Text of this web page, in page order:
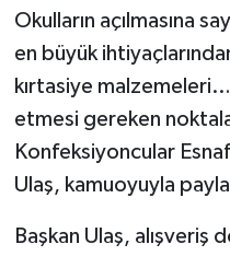
Okulların açılmasına
en büyük
kırtasiye
etmesi gereken
Konfeksiyoncular
Ulaş, kamuoyuyla
Başkan Ulaş, alışveriş
Yerel